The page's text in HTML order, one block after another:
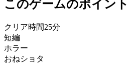
このゲームのポイント
クリア時間25分
短編
ホラー
おねショタ